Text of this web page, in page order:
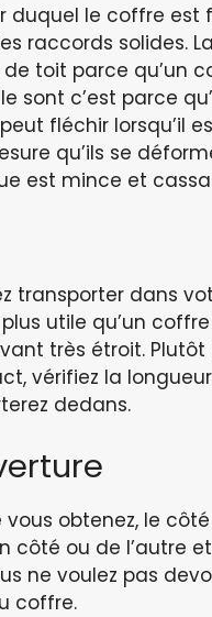
duquel le coffre est
raccords solides.
toit parce qu’un
sont c’est parce
fléchir lorsqu’il
qu’ils se
est mince et
transporter dans
utile qu’un
très étroit.
vérifiez la
dedans.
obtenez, le
côté ou de l’autre
ne voulez pas
coffre.